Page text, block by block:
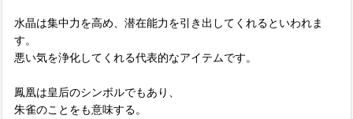
水晶は集中力を高め、潜在能力を引き出してくれるといわれま
す。
悪い気を浄化してくれる代表的なアイテムです。
鳳凰は皇后のシンボルでもあり、
朱雀のことをも意味する。